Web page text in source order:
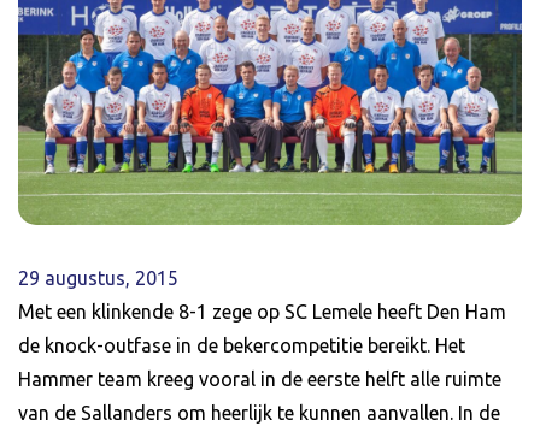
29 augustus, 2015
Met een klinkende 8-1 zege op SC Lemele heeft Den Ham
de knock-outfase in de bekercompetitie bereikt. Het
Hammer team kreeg vooral in de eerste helft alle ruimte
van de Sallanders om heerlijk te kunnen aanvallen. In de